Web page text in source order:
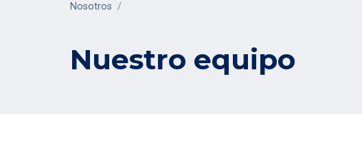
Nosotros /
Nuestro equipo